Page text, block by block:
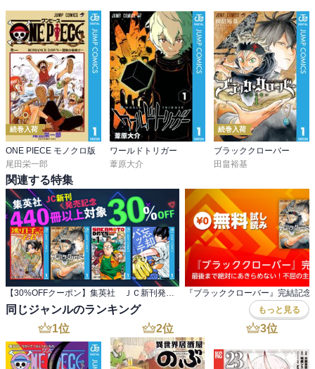
続巻入荷
ONE PIECE モノクロ版
尾田栄一郎
ワールドトリガー
葦原大介
続巻入荷
ブラッククローバー
田畠裕基
関連する特集
同じジャンルのランキング もっと見る
1位 2位 3位